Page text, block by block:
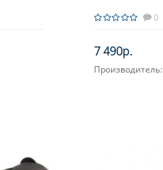
0
7 490р.
Производитель: